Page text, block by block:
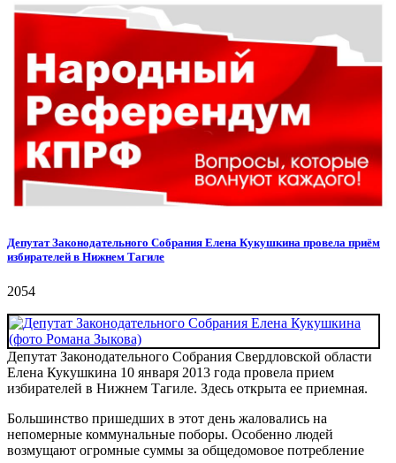
Депутат Законодательного Собрания Елена Кукушкина провела приём
избирателей в Нижнем Тагиле
2054
Депутат Законодательного Собрания Свердловской области
Елена Кукушкина 10 января 2013 года провела прием
избирателей в Нижнем Тагиле. Здесь открыта ее приемная.
Большинство пришедших в этот день жаловались на
непомерные коммунальные поборы. Особенно людей
возмущают огромные суммы за общедомовое потребление